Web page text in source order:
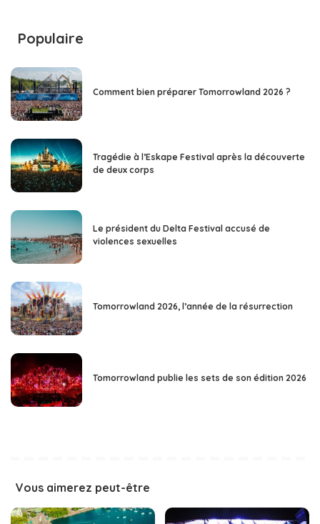
Populaire
Comment bien préparer Tomorrowland 2026 ?
Tragédie à l’Eskape Festival après la découverte
de deux corps
Le président du Delta Festival accusé de
violences sexuelles
Tomorrowland 2026, l’année de la résurrection
Tomorrowland publie les sets de son édition 2026
Vous aimerez peut-être